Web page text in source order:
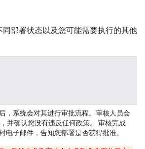
部署状态以及您可能需要执行的其他
，系统会对其进行审批流程。审核人员会
并确认您没有违反任何政策。 审核完成
电子邮件，告知您部署是否获得批准。